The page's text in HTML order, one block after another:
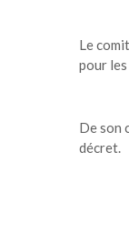
Le
pour
De son
décret.